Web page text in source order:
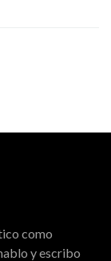
como
y escribo